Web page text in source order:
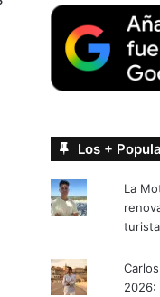
Los +
La
2026: